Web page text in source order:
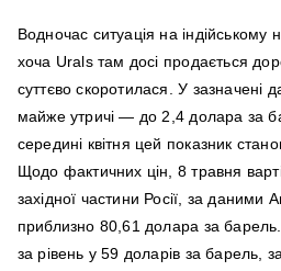
Водночас ситуація на індійському
хоча Urals там досі продається
суттєво скоротилася. У зазначені
майже утричі — до 2,4 долара за
середині квітня цей показник
Щодо фактичних цін, 8 травня
західної частини Росії, за даними
приблизно 80,61 долара за
за рівень у 59 доларів за барель,